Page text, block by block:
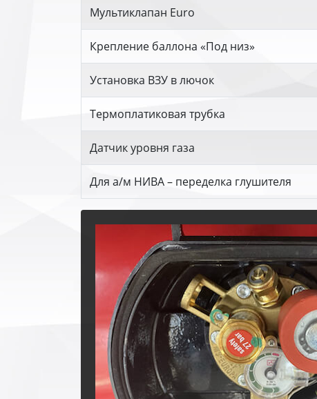
Мультиклапан Euro
Крепление баллона «Под низ»
Установка ВЗУ в лючок
Термоплатиковая трубка
Датчик уровня газа
Для а/м НИВА – переделка глушителя